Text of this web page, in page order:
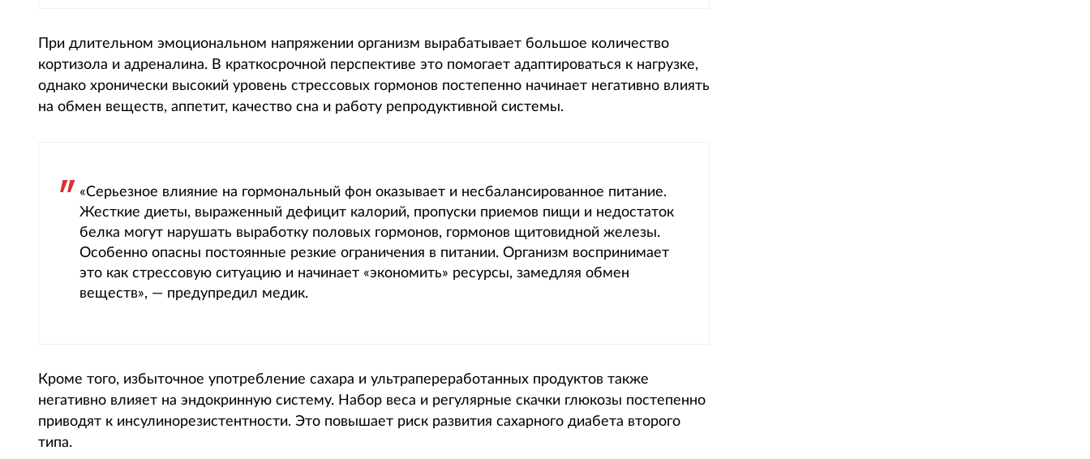
При длительном эмоциональном напряжении организм вырабатывает большое количество
кортизола и адреналина. В краткосрочной перспективе это помогает адаптироваться к нагрузке,
однако хронически высокий уровень стрессовых гормонов постепенно начинает негативно влиять
на обмен веществ, аппетит, качество сна и работу репродуктивной системы.
«Серьезное влияние на гормональный фон оказывает и несбалансированное питание.
Жесткие диеты, выраженный дефицит калорий, пропуски приемов пищи и недостаток
белка могут нарушать выработку половых гормонов, гормонов щитовидной железы.
Особенно опасны постоянные резкие ограничения в питании. Организм воспринимает
это как стрессовую ситуацию и начинает «экономить» ресурсы, замедляя обмен
веществ», — предупредил медик.
Кроме того, избыточное употребление сахара и ультрапереработанных продуктов также
негативно влияет на эндокринную систему. Набор веса и регулярные скачки глюкозы постепенно
приводят к инсулинорезистентности. Это повышает риск развития сахарного диабета второго
типа.